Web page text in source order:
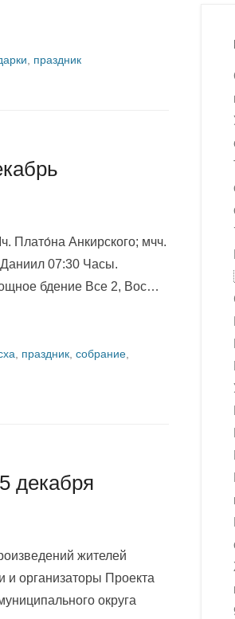
праздник
Плато́на Анкирского; мчч.
07:30 Часы.
бдение Все 2, Вос…
праздник собрание
декабря
жителей
организаторы Проекта
округа